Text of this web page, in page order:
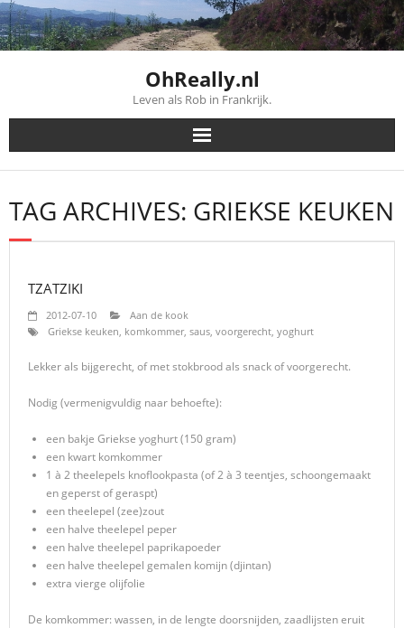
Skip
to
content
OhReally.nl
Leven als Rob in Frankrijk.
TAG ARCHIVES: GRIEKSE KEUKEN
TZATZIKI
2012-07-10
Aan de kook
Griekse keuken, komkommer, saus, voorgerecht, yoghurt
Lekker als bijgerecht, of met stokbrood als snack of voorgerecht.
Nodig (vermenigvuldig naar behoefte):
een bakje Griekse yoghurt (150 gram)
een kwart komkommer
1 à 2 theelepels knoflookpasta (of 2 à 3 teentjes, schoongemaakt
en geperst of geraspt)
een theelepel (zee)zout
een halve theelepel peper
een halve theelepel paprikapoeder
een halve theelepel gemalen komijn (djintan)
extra vierge olijfolie
De komkommer: wassen, in de lengte doorsnijden, zaadlijsten eruit